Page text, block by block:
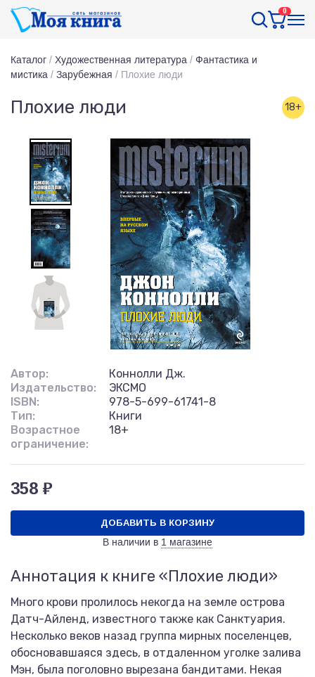
0
Каталог / Художественная литература / Фантастика и
мистика / Зарубежная / Плохие люди
Плохие люди 18+
Автор:
Коннолли Дж.
Издательство:
ЭКСМО
ISBN:
978-5-699-61741-8
Тип:
Книги
Возрастное
ограничение:
18+
358 ₽
ДОБАВИТЬ В КОРЗИНУ
В наличии в 1 магазине
Аннотация к книге «Плохие люди»
Много крови пролилось некогда на земле острова
Датч-Айленд, известного также как Санктуария.
Несколько веков назад группа мирных поселенцев,
обосновавшаяся здесь, в отдаленном уголке залива
Мэн, была поголовно вырезана бандитами. Некая